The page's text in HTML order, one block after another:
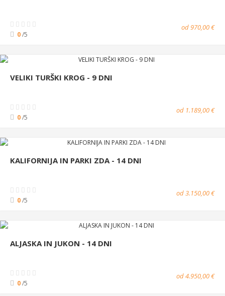
0/5
od 970,00 €
VELIKI TURŠKI KROG - 9 DNI
0/5
od 1.189,00 €
KALIFORNIJA IN PARKI ZDA - 14 DNI
0/5
od 3.150,00 €
ALJASKA IN JUKON - 14 DNI
0/5
od 4.950,00 €